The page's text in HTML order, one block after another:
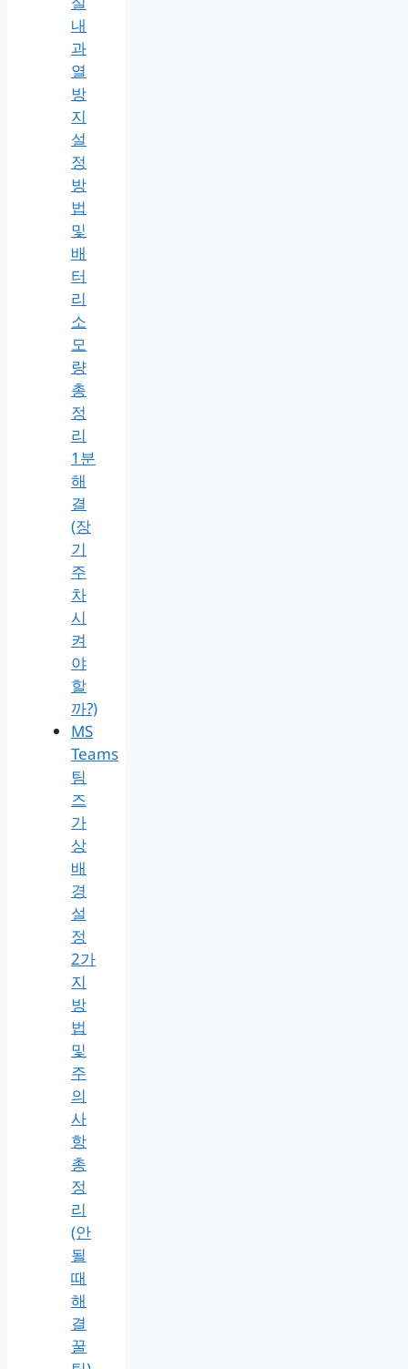
내
과
열
방
지
설
정
방
법
및
배
터
리
소
모
량
총
정
리
1분
해
결
(장
기
주
차
시
켜
야
할
까?)
MS
Teams
팀
즈
가
상
배
경
설
정
2가
지
방
법
및
주
의
사
항
총
정
리
(안
될
때
해
결
꿀